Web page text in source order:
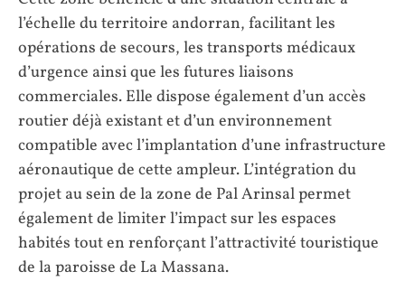
l’échelle du territoire andorran, facilitant les
opérations de secours, les transports médicaux
d’urgence ainsi que les futures liaisons
commerciales. Elle dispose également d’un accès
routier déjà existant et d’un environnement
compatible avec l’implantation d’une infrastructure
aéronautique de cette ampleur. L’intégration du
projet au sein de la zone de Pal Arinsal permet
également de limiter l’impact sur les espaces
habités tout en renforçant l’attractivité touristique
de la paroisse de La Massana.